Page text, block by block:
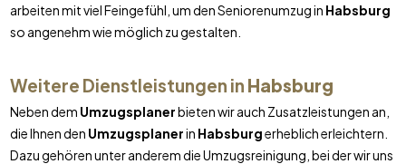
arbeiten mit viel Feingefühl, um den Seniorenumzug in Habsburg
so angenehm wie möglich zu gestalten.
Weitere Dienstleistungen in Habsburg
Neben dem Umzugsplanerbieten wir auch Zusatzleistungen an,
die Ihnen den Umzugsplanerin Habsburgerheblich erleichtern.
Dazu gehören unter anderem die Umzugsreinigung, bei der wir uns